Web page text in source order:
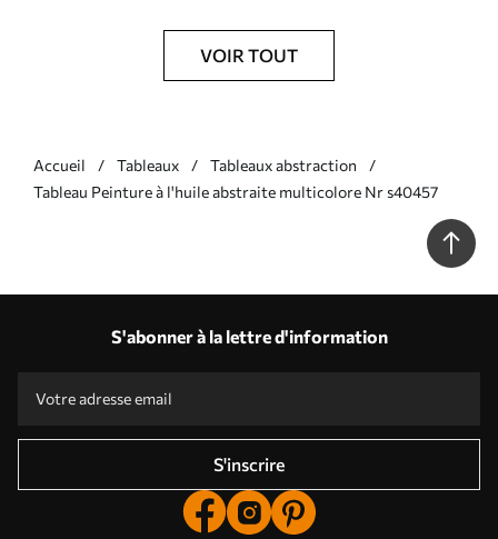
VOIR TOUT
Accueil Tableaux
Tableaux abstraction
Tableau Peinture à l'huile abstraite multicolore Nr s40457
S'abonner à la lettre d'information
S'inscrire